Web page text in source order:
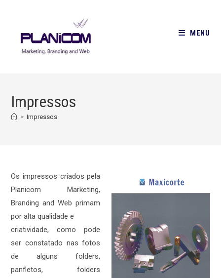
conteúdo
MENU
Impressos
> Impressos
Os impressos criados pela
Planicom Marketing,
Branding and Web primam
por alta qualidade e
criatividade, como pode
ser constatado nas fotos
de alguns folders,
panfletos, folders